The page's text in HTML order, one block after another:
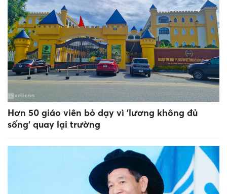
Hơn 50 giáo viên bỏ dạy vì 'lương không đủ
sống' quay lại trường